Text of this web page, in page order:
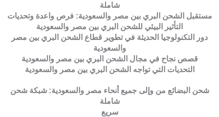
شاملة
مستقبل الشحن البري بين مصر والسعودية: فرص واعدة وتحديات
التأثير البيئي للشحن البري بين مصر والسعودية
دور التكنولوجيا الحديثة في تطوير قطاع الشحن البري بين مصر
والسعودية
قصص نجاح في مجال الشحن البري بين مصر والسعودية
التحديات التي تواجه الشحن البري بين مصر والسعودية
شحن البضائع من وإلى جميع أنحاء مصر والسعودية: شبكة شحن
شاملة
سريع